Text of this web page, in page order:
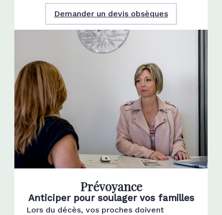
Demander un devis obsèques
Prévoyance
Anticiper pour soulager vos familles
Lors du décès, vos proches doivent